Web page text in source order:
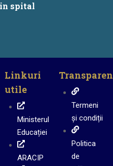
spital
Linkuri
utile
Ministerul
Educației
ARACIP
Termeni
și condiții
Politica
de